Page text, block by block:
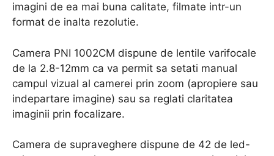
imagini de ea mai buna calitate, filmate intr-un
format de inalta rezolutie.
Camera PNI 1002CM dispune de lentile varifocale
de la 2.8-12mm ca va permit sa setati manual
campul vizual al camerei prin zoom (apropiere sau
indepartare imagine) sau sa reglati claritatea
imaginii prin focalizare.
Camera de supraveghere dispune de 42 de led-